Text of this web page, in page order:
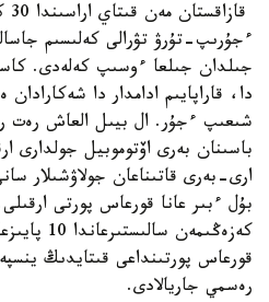
ءجۇرىپ-تۇرۋ تۋرالى كەلىسىم
جىلدان جىلعا ءوسىپ كەلەدى.
دا، قاراپايىم ادامدار دا
شىعىپ ءجۇر. ال بيىل العاش رەت
باسىنان بەرى اۆتوموبيل جولدارى
بۇل ءبىر عانا قورعاس پورتى
كەزەڭىمەن
قورعاس پورتىنداعى قىتايدىڭ
رەسمي جاريالادى.